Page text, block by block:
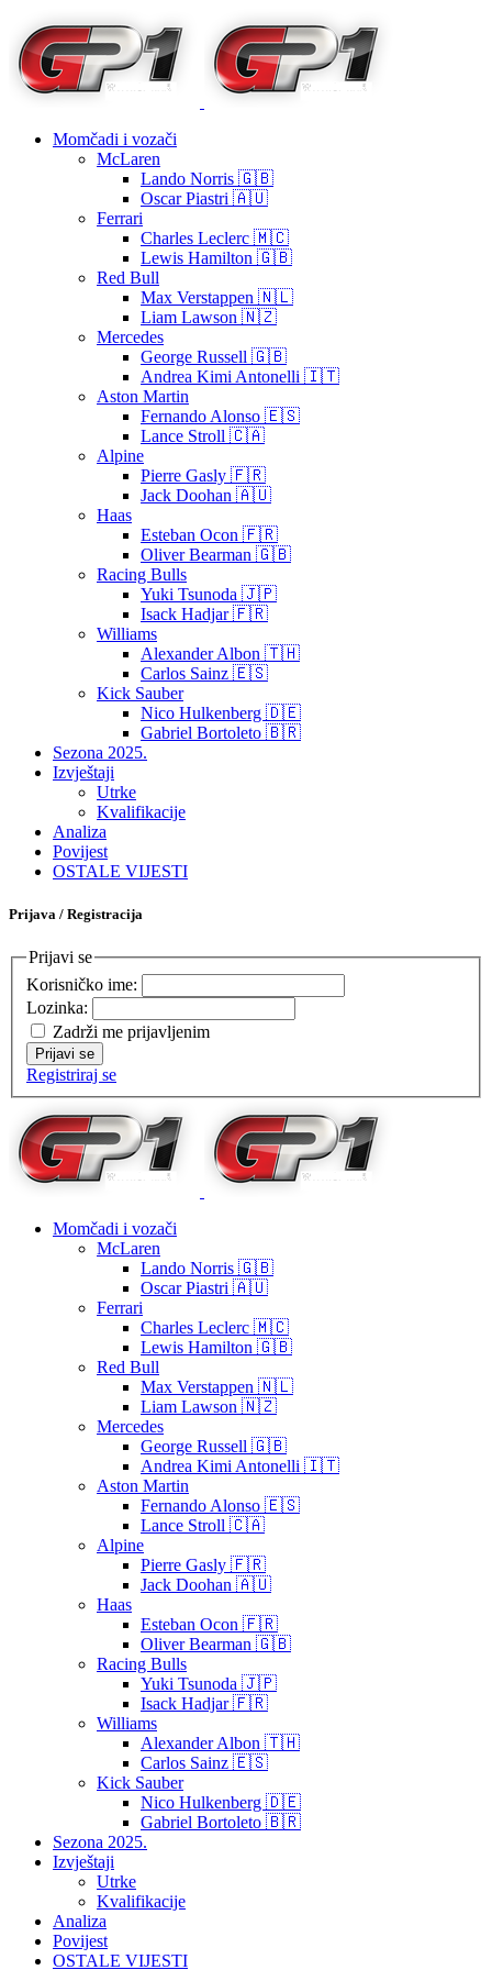
Momčadi i vozači
McLaren
Lando Norris 🇬🇧
Oscar Piastri 🇦🇺
Ferrari
Charles Leclerc 🇲🇨
Lewis Hamilton 🇬🇧
Red Bull
Max Verstappen 🇳🇱
Liam Lawson 🇳🇿
Mercedes
George Russell 🇬🇧
Andrea Kimi Antonelli 🇮🇹
Aston Martin
Fernando Alonso 🇪🇸
Lance Stroll 🇨🇦
Alpine
Pierre Gasly 🇫🇷
Jack Doohan 🇦🇺
Haas
Esteban Ocon 🇫🇷
Oliver Bearman 🇬🇧
Racing Bulls
Yuki Tsunoda 🇯🇵
Isack Hadjar 🇫🇷
Williams
Alexander Albon 🇹🇭
Carlos Sainz 🇪🇸
Kick Sauber
Nico Hulkenberg 🇩🇪
Gabriel Bortoleto 🇧🇷
Sezona 2025.
Izvještaji
Utrke
Kvalifikacije
Analiza
Povijest
OSTALE VIJESTI
Prijava / Registracija
Prijavi se
Korisničko ime:
Lozinka:
Zadrži me prijavljenim
Prijavi se
Registriraj se
Momčadi i vozači
McLaren
Lando Norris 🇬🇧
Oscar Piastri 🇦🇺
Ferrari
Charles Leclerc 🇲🇨
Lewis Hamilton 🇬🇧
Red Bull
Max Verstappen 🇳🇱
Liam Lawson 🇳🇿
Mercedes
George Russell 🇬🇧
Andrea Kimi Antonelli 🇮🇹
Aston Martin
Fernando Alonso 🇪🇸
Lance Stroll 🇨🇦
Alpine
Pierre Gasly 🇫🇷
Jack Doohan 🇦🇺
Haas
Esteban Ocon 🇫🇷
Oliver Bearman 🇬🇧
Racing Bulls
Yuki Tsunoda 🇯🇵
Isack Hadjar 🇫🇷
Williams
Alexander Albon 🇹🇭
Carlos Sainz 🇪🇸
Kick Sauber
Nico Hulkenberg 🇩🇪
Gabriel Bortoleto 🇧🇷
Sezona 2025.
Izvještaji
Utrke
Kvalifikacije
Analiza
Povijest
OSTALE VIJESTI